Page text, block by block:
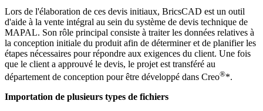
Lors de l'élaboration de ces devis initiaux, BricsCAD est un outil
d'aide à la vente intégral au sein du système de devis technique de
MAPAL. Son rôle principal consiste à traiter les données relatives à
la conception initiale du produit afin de déterminer et de planifier les
étapes nécessaires pour répondre aux exigences du client. Une fois
que le client a approuvé le devis, le projet est transféré au
département de conception pour être développé dans Creo®*.
Importation de plusieurs types de fichiers